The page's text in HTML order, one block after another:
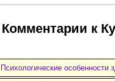
Комментарии к
Психологические особенности